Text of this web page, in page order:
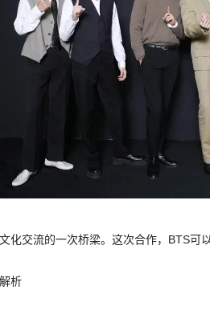
化交流的一次桥梁。这次合作，BTS
析